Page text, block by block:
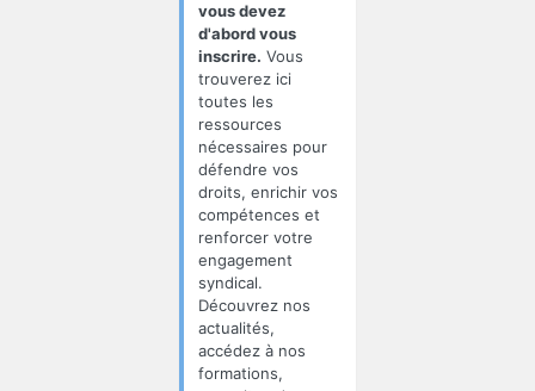
vous devez
d'abord vous
inscrire. Vous
trouverez ici
toutes les
ressources
nécessaires pour
défendre vos
droits, enrichir vos
compétences et
renforcer votre
engagement
syndical.
Découvrez nos
actualités,
accédez à nos
formations,